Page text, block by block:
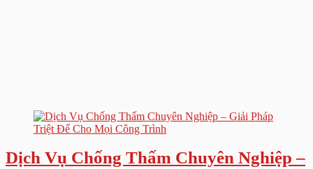
Dịch Vụ Chống Thấm Chuyên Nghiệp –